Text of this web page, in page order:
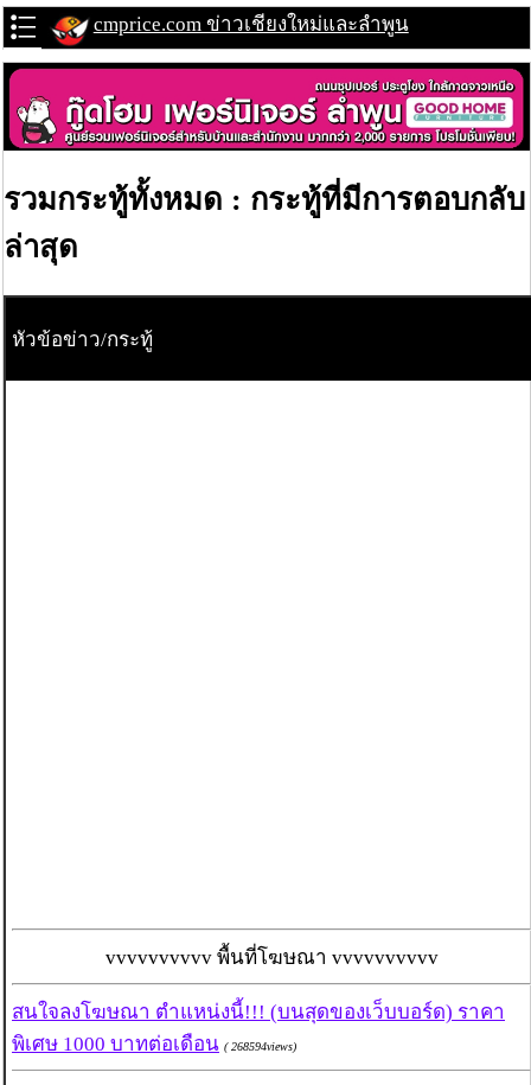
cmprice.com ข่าวเชียงใหม่และลำพูน
รวมกระทู้ทั้งหมด : กระทู้ที่มีการตอบกลับ
ล่าสุด
หัวข้อข่าว/กระทู้
vvvvvvvvvv พื้นที่โฆษณา vvvvvvvvvv
สนใจลงโฆษณา ตำแหน่งนี้!!! (บนสุดของเว็บบอร์ด) ราคา
พิเศษ 1000 บาทต่อเดือน ( 268594views)